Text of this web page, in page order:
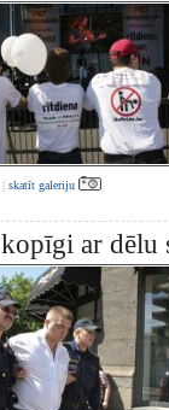
skatīt galeriju
ar dēlu